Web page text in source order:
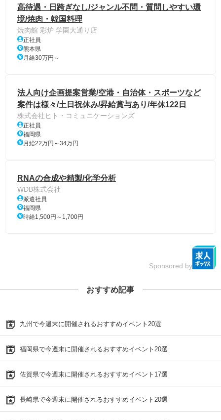
高待遇・日跨ぎなし/ジャンル不問・質問しやすい環
境/焼肉・韓国料理
焼肉館 彩炉 学園大通り店
正社員
熊本県
月給30万円～
法人向け企画提案営業/空港・自治体・スポーツなど
案件は様々/土日祝休み/昇給賞与あり/年休122日
株式会社ヒト・コミュニケーションズ
正社員
福岡県
月給22万円～34万円
RNAの合成や精製/化学分析
WDB株式会社
派遣社員
福岡県
時給1,500円～1,700円
Sponsored by
おすすめ記事
九州で今週末に開催されるおすすめイベント20選
福岡県で今週末に開催されるおすすめイベント20選
佐賀県で今週末に開催されるおすすめイベント17選
長崎県で今週末に開催されるおすすめイベント20選